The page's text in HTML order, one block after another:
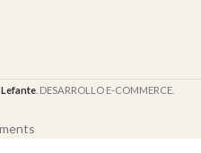
Lefante. DESARROLLO E-COMMERCE.